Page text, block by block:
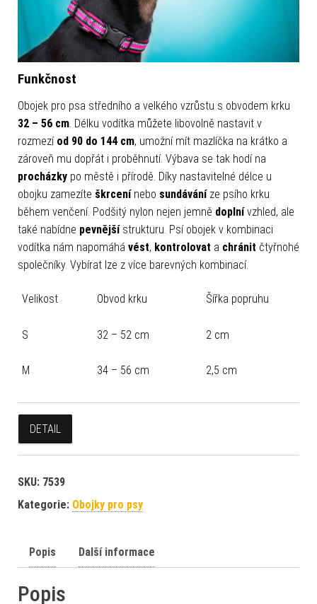
Funkčnost
Obojek pro psa středního a velkého vzrůstu s obvodem krku
32 – 56 cm . Délku vodítka můžete libovolně nastavit v
rozmezí od 90 do 144 cm, umožní mít mazlíčka na krátko a
zároveň mu dopřát i proběhnutí. Výbava se tak hodí na
procházky po městě i přírodě. Díky nastavitelné délce u
obojku zamezíte škrcenínebo sundáváníze psího krku
během venčení. Podšitý nylon nejen jemně doplnívzhled, ale
také nabídne pevnějšístrukturu. Psí obojek v kombinaci
vodítka nám napomáhá vést, kontrolovat a chránit čtyřnohé
společníky. Vybírat lze z více barevných kombinací.
Velikost Obvod krku Šířka popruhu
S 32 – 52 cm 2 cm
M 34 – 56 cm 2,5 cm
DETAIL
SKU: 7539
Kategorie: Obojky pro psy
Popis Další informace
Popis